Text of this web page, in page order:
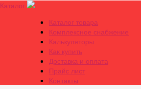
Каталог
Каталог товара
Комплексное снабжение
Калькуляторы
Как купить
Доставка и оплата
Прайс лист
Контакты